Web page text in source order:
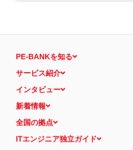
PE-BANKを知る
サービス紹介
インタビュー
新着情報
全国の拠点
ITエンジニア独立ガイド